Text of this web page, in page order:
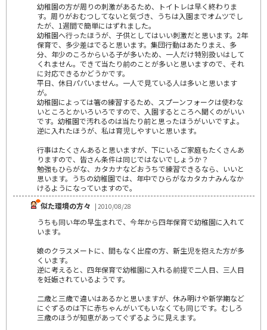
幼稚園の方が周りの刺激があるため、トイトレは早く終わりま
す。周りがおむつしてないと気づき、うちは入園までオムツでし
たが、1週間で簡単にはずれました。
幼稚園へ行ったほうが、子供としてはいい刺激だと思います。2年
保育で、多少差はでると思います。集団行動はあたりまえ、多
分、年少のころからいる子が多いため、一人だけ特別扱いはして
くれません。できて当たり前のことが多いと思いますので、それ
に対応できるかどうかです。
平日、休日パパいません。一人で見ている人は多いと思います
が。
幼稚園によっては箸の練習するため、スプーンフォークは使わな
いところとかいろいろですので、入園するところへ聞くのがいい
です。幼稚園で汚れるのは当たり前と思ったほうがいいですよ。
逆に入れたほうが、私は育児しやすいと思います。
行事はたくさんあると思いますが、下にいるご家庭もたくさんあ
りますので、皆さん条件は同じではないでしょうか？
勉強もひらがな、カタカナなどおうちで練習できるなら、いいと
思います。うちの幼稚園では、年中でひらがなカタカナみんなか
けるようになっていますので。
似た環境の方々 | 2010/08/28
うちも同い年の早生まれで、今年から四年保育で幼稚園に入れて
います。
娘のクラスメートに、間もなく出産の方、新生児を抱えた方が多
くいます。
逆に考えると、四年保育で幼稚園に入れる前提で二人目、三人目
を妊娠されているようです。
二歳と三歳で違いはあるかと思いますが、休み明けや新学期など
にぐずるのは下に赤ちゃんがいてもいなくても同じです。むしろ
三歳のほうが知恵があってぐずるように見えます。